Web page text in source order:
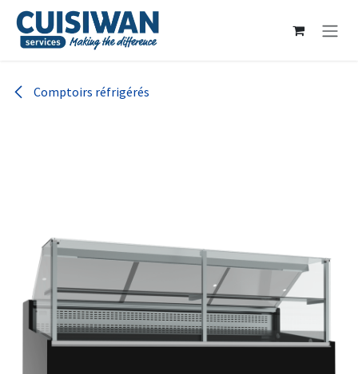
Se rendre au contenu
Comptoirs réfrigérés